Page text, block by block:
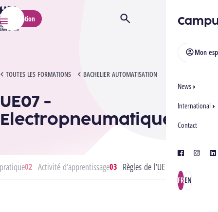
HELMo
Menu
Mon
News
International
Contact
facebook
FREN
Inscription Ouvrir/Fermer la recherche
TOUTES LES FORMATIONS BACHELIER AUTOMATISATION
UE07 - ELECTROPNEUMATIQUE
UE07 -
Electropneumatique
Activité d’apprentissage Règles de l’UE